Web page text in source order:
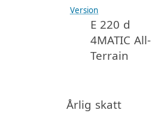
Version
E 220 d
4MATIC All-
Terrain
Årlig skatt